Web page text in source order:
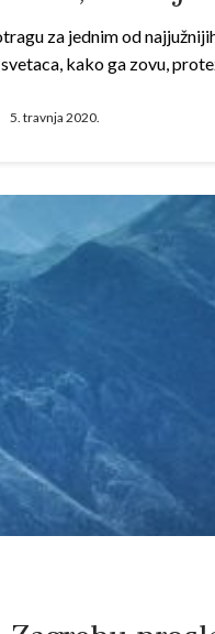
za jednim od
kako ga zovu,
5. travnja 2020.